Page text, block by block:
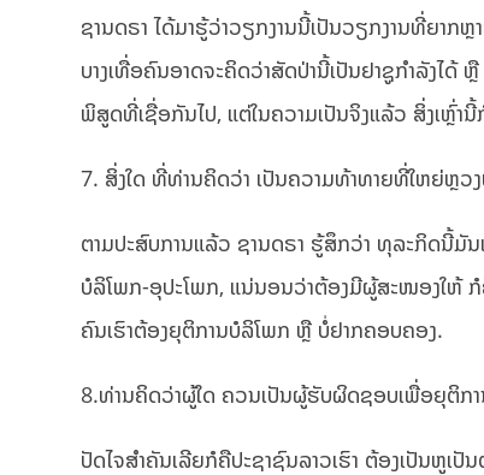
ຊານດຣາ ໄດ້ມາຮູ້ວ່າວຽກງານນີ້ເປັນວຽກງານທີ່ຍາກ
ບາງເທື່ອຄົນອາດຈະຄິດວ່າສັດປ່ານີ້ເປັນຢາຊູກຳລັງໄ
ພິສູດທີ່ເຊື່ອກັນໄປ, ແຕ່ໃນຄວາມເປັນຈິງແລ້ວ ສິ່ງເຫຼົ່
7. ສິ່ງໃດ ທີ່ທ່ານຄິດວ່າ ເປັນຄວາມທ້າທາຍທີ່ໃຫຍ່ຫຼ
ຕາມປະສົບການແລ້ວ ຊານດຣາ ຮູ້ສຶກວ່າ ທຸລະກິດນີ້
ບໍລິໂພກ-ອຸປະໂພກ, ແນ່ນອນວ່າຕ້ອງມີຜູ້ສະໜອງໃຫ້ ກໍ
ຄົນເຮົາຕ້ອງຍຸຕິການບໍລິໂພກ ຫຼື ບໍ່ຢາກຄອບຄອງ.
8.ທ່ານຄິດວ່າຜູ້ໃດ ຄວນເປັນຜູ້ຮັບຜິດຊອບເພື່ອຍຸຕິກ
ປັດໄຈສຳຄັນເລີຍກໍຄືປະຊາຊົນລາວເຮົາ ຕ້ອງເປັນຫູເ